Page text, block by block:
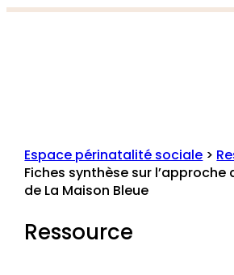
Espace périnatalité sociale >
Fiches synthèse sur l’approche
de La Maison Bleue
Ressource